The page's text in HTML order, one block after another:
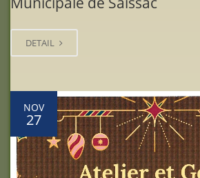
DETAIL
NOV
27